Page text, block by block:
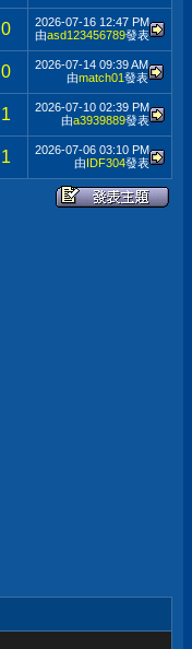
0 2026-07-16 12:47 PM
由asd123456789發表
0 2026-07-14 09:39 AM
由match01發表
1 2026-07-10 02:39 PM
由a3939889發表
1 2026-07-06 03:10 PM
由IDF304發表